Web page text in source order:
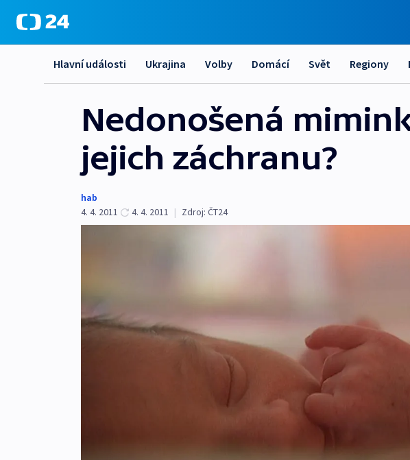
Hlavní události Ukrajina Volby Domácí Svět Regiony
Nedonošená
jejich záchranu?
hab
4. 4. 2011
4. 4. 2011 | Zdroj: ČT24